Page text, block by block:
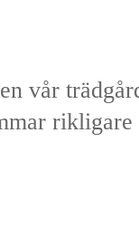
vår
rikligare